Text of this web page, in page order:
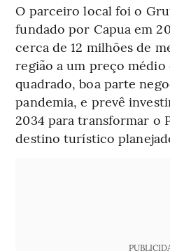
O parceiro local foi o
fundado por Capua em
cerca de 12 milhões de
região a um preço
quadrado, boa parte
pandemia, e prevê
2034 para transformar o
destino turístico